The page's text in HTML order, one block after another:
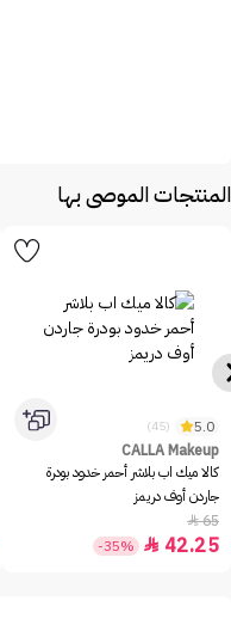
المنتجات الموصى بها
5.0
(45)
CALLA Makeup
كالا ميك اب بلاشر أحمر خدود بودرة
جاردن أوف دريمز
65

42.25

-35%